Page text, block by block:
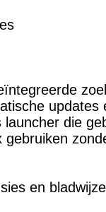
updates
die
en